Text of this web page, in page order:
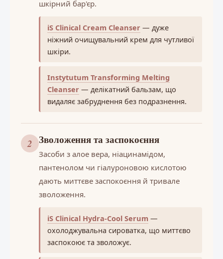
шкірний бар'єр.
iS Clinical Cream Cleanser — дуже
ніжний очищувальний крем для чутливої
шкіри.
Instytutum Transforming Melting
Cleanser — делікатний бальзам, що
видаляє забруднення без подразнення.
2 Зволоження та заспокоєння
Засоби з алое вера, ніацинамідом,
пантенолом чи гіалуроновою кислотою
дають миттєве заспокоєння й тривале
зволоження.
iS Clinical Hydra-Cool Serum —
охолоджувальна сироватка, що миттєво
заспокоює та зволожує.